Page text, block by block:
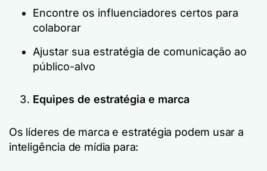
Encontre os influenciadores certos para
colaborar
Ajustar sua estratégia de comunicação ao
público-alvo
Equipes de estratégia e marca
Os líderes de marca e estratégia podem usar a
inteligência de mídia para: